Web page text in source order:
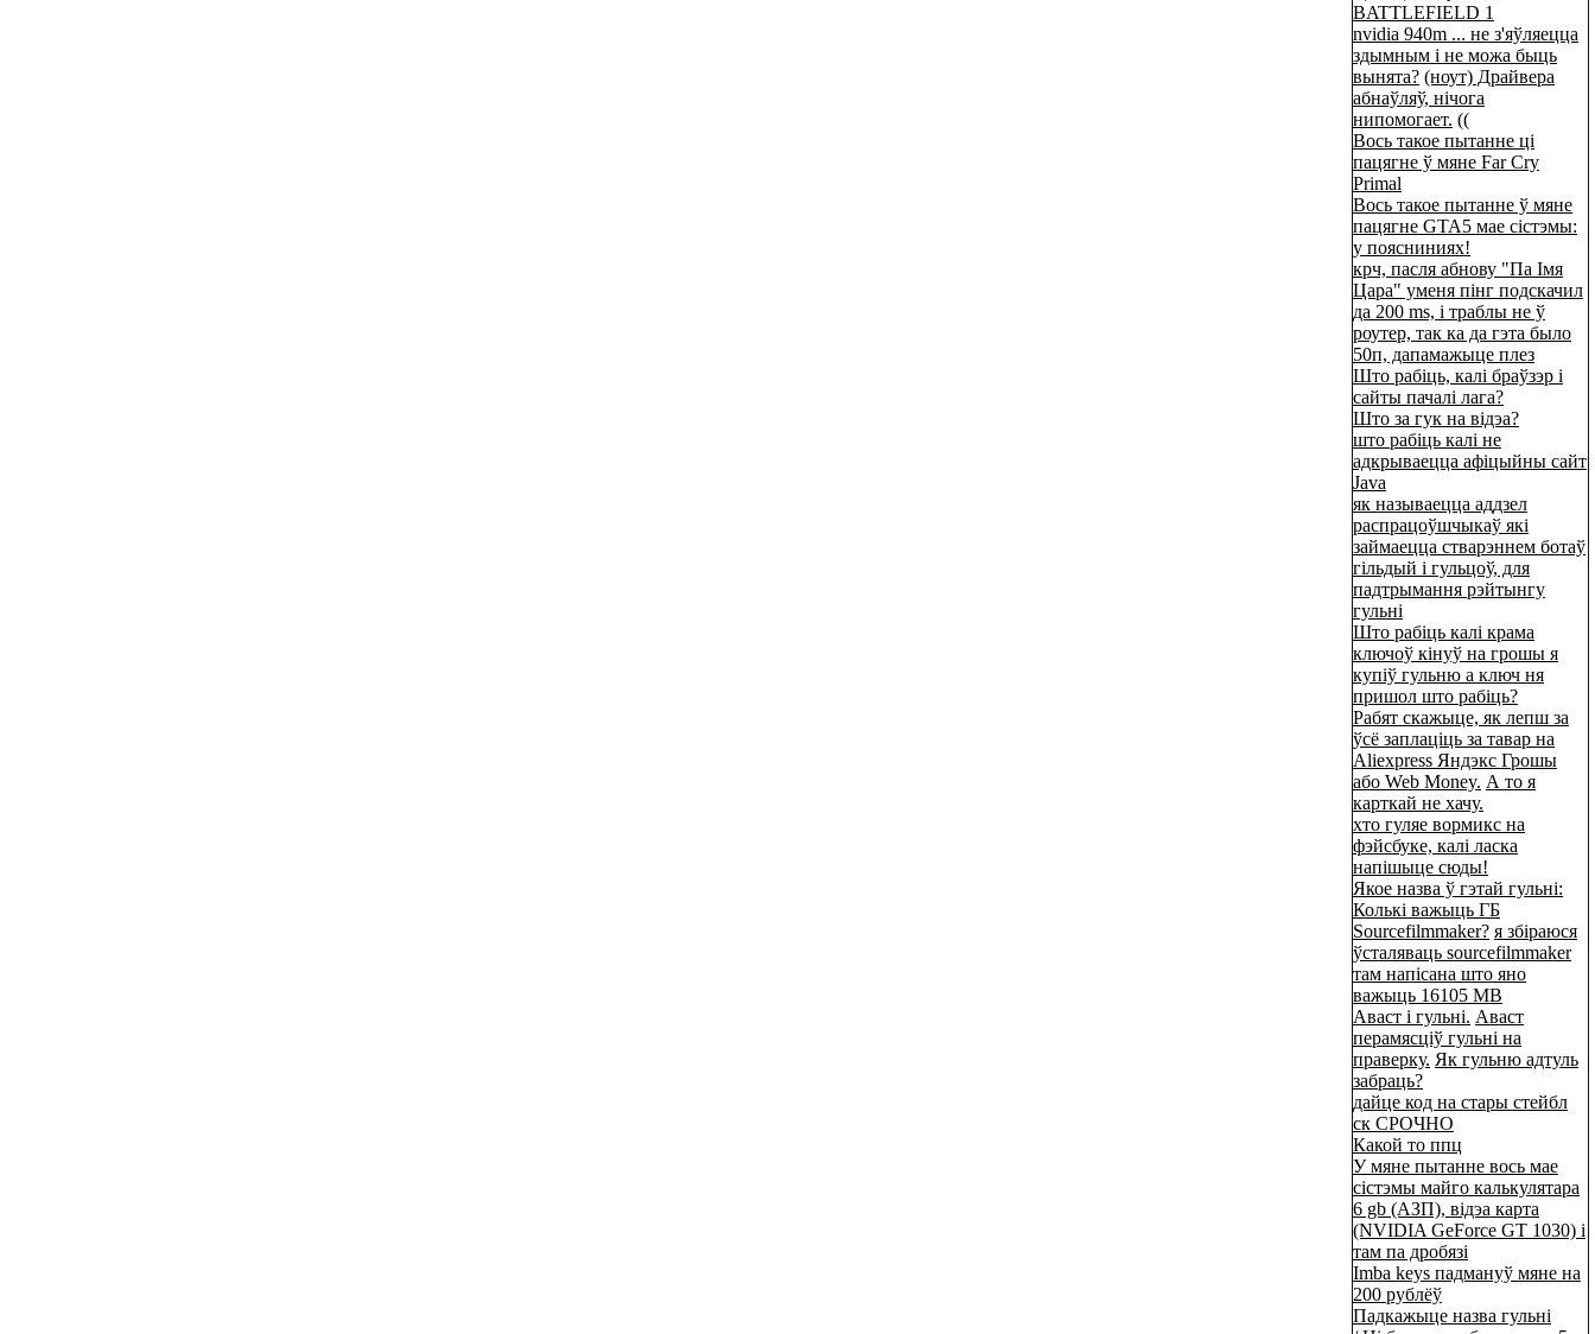
BATTLEFIELD 1
nvidia 940m ... не з'яўляецца
здымным і не можа быць
вынята? (ноут) Драйвера
абнаўляў, нічога
нипомогает. ((
Вось такое пытанне ці
пацягне ў мяне Far Cry
Primal
Вось такое пытанне ў мяне
пацягне GTA5 мае сістэмы:
у поясниниях!
крч, пасля абнову "Па Імя
Цара" уменя пінг подскачил
да 200 ms, і траблы не ў
роутер, так ка да гэта было
50п, дапамажыце плез
Што рабіць, калі браўзэр і
сайты пачалі лага?
Што за гук на відэа?
што рабіць калі не
адкрываецца афіцыйны сайт
Java
як называецца аддзел
распрацоўшчыкаў які
займаецца стварэннем ботаў
гільдый і гульцоў, для
падтрымання рэйтынгу
гульні
Што рабіць калі крама
ключоў кінуў на грошы я
купіў гульню а ключ ня
пришол што рабіць?
Рабят скажыце, як лепш за
ўсё заплаціць за тавар на
Aliexpress Яндэкс Грошы
або Web Money. А то я
карткай не хачу.
хто гуляе вормикс на
фэйсбуке, калі ласка
напішыце сюды!
Якое назва ў гэтай гульні:
Колькі важыць ГБ
Sourcefilmmaker? я збіраюся
ўсталяваць sourcefilmmaker
там напісана што яно
важыць 16105 МВ
Аваст і гульні. Аваст
перамясціў гульні на
праверку. Як гульню адтуль
забраць?
дайце код на стары стейбл
ск СРОЧНО
Какой то ппц
У мяне пытанне вось мае
сістэмы майго калькулятара
6 gb (АЗП), відэа карта
(NVIDIA GeForce GT 1030) і
там па дробязі
Imba keys падмануў мяне на
200 рублёў
Падкажыце назва гульні